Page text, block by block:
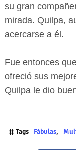
su gran
mirada. Quilpa,
acercarse a él.
Fue entonces
ofreció sus
Quilpa le dio
Tags Fábulas